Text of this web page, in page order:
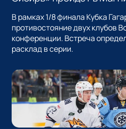
В рамках 1/8 финала Кубка
противостояние двух клубов
конференции. Встреча
расклад в серии.